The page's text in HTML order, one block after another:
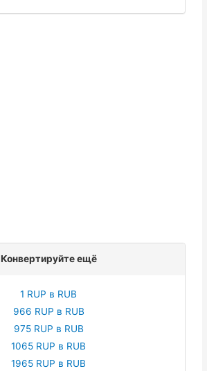
Конвертируйте ещё
1 RUP в RUB
966 RUP в RUB
975 RUP в RUB
1065 RUP в RUB
1965 RUP в RUB